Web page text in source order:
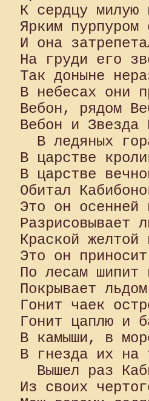
К сердцу милую
Ярким
И она
На груди его
Так доныне
В небесах они
Вебон, рядом
Вебон и Звезда
В ледяных
В царстве
В царстве
Обитал
Это он осенней
Разрисовывает
Краской
Это он
По лесам шипит
Покрывает
Гонит чаек
Гонит цаплю и
В камыши, в
В гнезда их на
Вышел раз
Из своих